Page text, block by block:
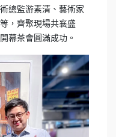
總監游素清、藝術家
，齊聚現場共襄盛
幕茶會圓滿成功。